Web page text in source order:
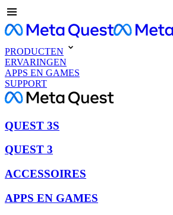
PRODUCTEN
ERVARINGEN
APPS EN GAMES
SUPPORT
QUEST 3S
QUEST 3
ACCESSOIRES
APPS EN GAMES